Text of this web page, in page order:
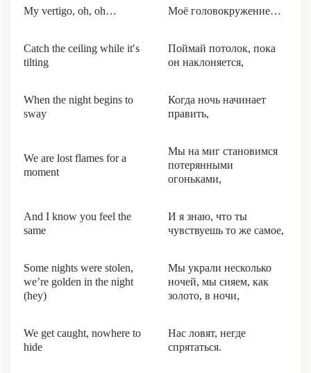
My vertigo, oh, oh… Моё головокружение…
Catch the ceiling while it′s
tilting
Поймай потолок, пока
он наклоняется,
When the night begins to
sway
Когда ночь начинает
править,
We are lost flames for a
moment
Мы на миг становимся
потерянными
огоньками,
And I know you feel the
same
И я знаю, что ты
чувствуешь то же самое,
Some nights were stolen,
we’re golden in the night
(hey)
Мы украли несколько
ночей, мы сияем, как
золото, в ночи,
We get caught, nowhere to
hide
Нас ловят, негде
спрятаться.